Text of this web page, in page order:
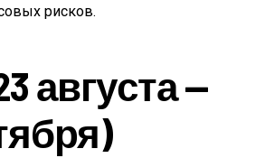
рисков.
августа —